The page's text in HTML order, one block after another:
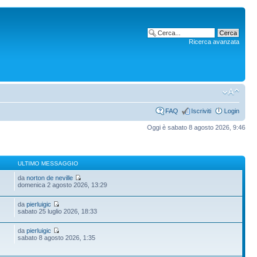
Ricerca avanzata
FAQ Iscriviti Login
Oggi è sabato 8 agosto 2026, 9:46
ULTIMO MESSAGGIO
danorton de neville
domenica 2 agosto 2026, 13:29
dapierluigic
sabato 25 luglio 2026, 18:33
dapierluigic
sabato 8 agosto 2026, 1:35